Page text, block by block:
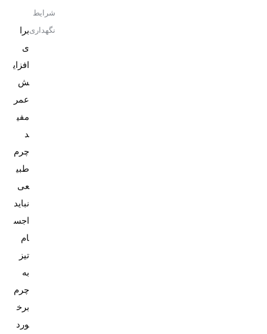
شرایط
نگهداریبرا
ی
افزای
ش
عمر
مفی
د
چرم
طبی
عی
نباید
اجس
ام
تیز
به
چرم
برخ
ورد